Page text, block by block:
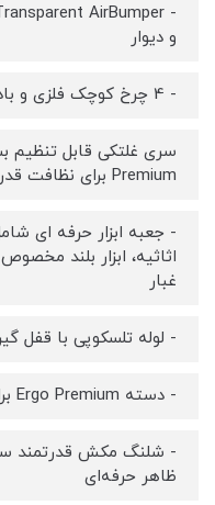
و دیوار
- 4 چرخ کوچک فلزی و بادوام با ماندگاری بسیار طولانی
Premium برای نظافت قدرتمندتر
- جعبه ابزار حرفه ای
غبار
- لوله تلسکوپی با قفل
- دسته Ergo Premium برای جاروکشی راحت
- شلنگ مکش قدرتمند
ظاهر حرفه‌ای